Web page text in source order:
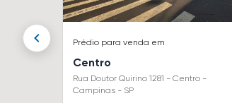
Prédio para venda em
Centro
Rua Doutor Quirino 1281 - Centro -
Campinas - SP